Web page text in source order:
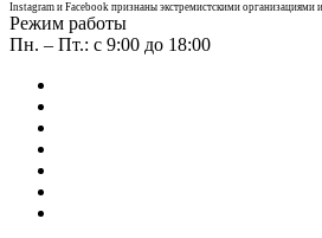
Instagram и Facebook признаны экстремистскими
Режим работы
Пн. – Пт.: с 9:00 до 18:00